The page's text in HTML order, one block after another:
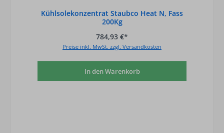
Kühlsolekonzentrat Staubco Heat N, Fass
200Kg
784,93 €*
Preise inkl. MwSt. zzgl. Versandkosten
In den Warenkorb